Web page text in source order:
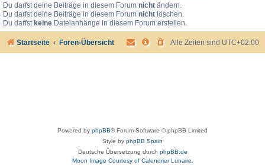
Du darfst deine Beiträge in diesem Forum nicht ändern.
Du darfst deine Beiträge in diesem Forum nicht löschen.
Du darfst keine Dateianhänge in diesem Forum erstellen.
Startseite Foren-Übersicht Alle Zeiten sind UTC+02:00
Powered by phpBB® Forum Software © phpBB Limited
Style by phpBB Spain
Deutsche Übersetzung durch phpBB.de
Moon Image Courtesy of Calendrier Lunaire.